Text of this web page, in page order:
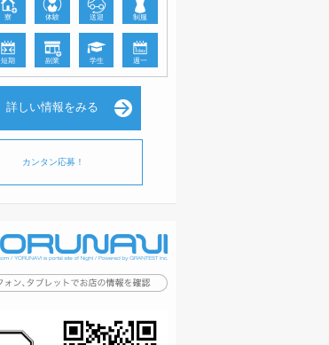
寮 体験 送迎 制服
短期 副業 学生 週一
詳しい情報をみる
カンタン応募！